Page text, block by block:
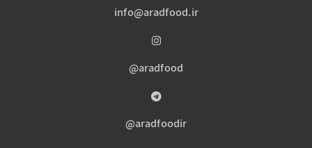
info@aradfood.ir
aradfood@
aradfoodir@